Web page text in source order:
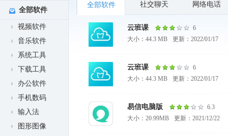
全部软件
视频软件
音乐软件
系统工具
下载工具
办公软件
手机数码
输入法
图形图像
全部软件 社交聊天 网络电话
云班课
6
大小：44.3 MB
更新：2022/01/17
云班课
6
大小：44.3 MB
更新：2022/01/17
易信电脑版
6.3
大小：20.99MB
更新：2021/12/22